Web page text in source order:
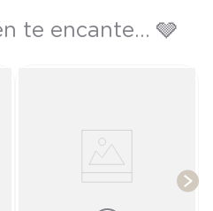
te encante... 🩶